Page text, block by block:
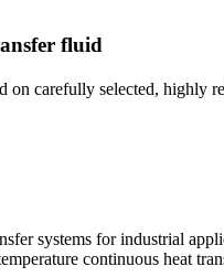
fluid
on carefully selected, highly
systems for industrial
continuous heat